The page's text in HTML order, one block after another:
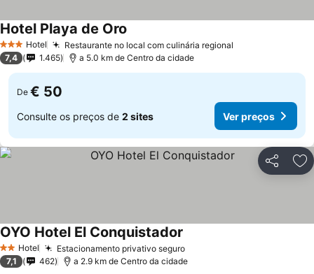
3 EstrelasHotel Restaurante no local com culinária regional
Hotel Playa de Oro
7,4 1.465 a 5.0 km de Centro da cidade
De € 50
Consulte os preços de 2 sites Ver preços
Partilhar
2 Estrelas
Hotel Estacionamento privativo seguroVer preços
OYO Hotel El Conquistador
7,1 462 a 2.9 km de Centro da cidade